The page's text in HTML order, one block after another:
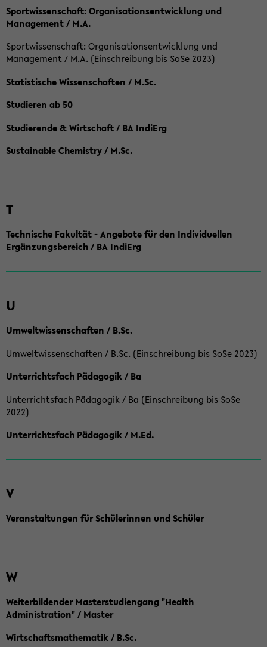
Sportwissenschaft: Organisationsentwicklung und
Management / M.A.
Sportwissenschaft: Organisationsentwicklung und
Management / M.A. (Einschreibung bis SoSe 2023)
Statistische Wissenschaften / M.Sc.
Studieren ab 50
Studierende & Wirtschaft / BA IndiErg
Sustainable Chemistry / M.Sc.
T
Technische Fakultät - Angebote für den Individuellen
Ergänzungsbereich / BA IndiErg
U
Umweltwissenschaften / B.Sc.
Umweltwissenschaften / B.Sc. (Einschreibung bis SoSe 2023)
Unterrichtsfach Pädagogik / Ba
Unterrichtsfach Pädagogik / Ba (Einschreibung bis SoSe
2022)
Unterrichtsfach Pädagogik / M.Ed.
V
Veranstaltungen für Schülerinnen und Schüler
W
Weiterbildender Masterstudiengang "Health
Administration" / Master
Wirtschaftsmathematik / B.Sc.